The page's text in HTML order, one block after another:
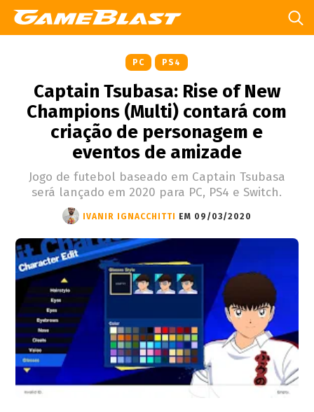
PC PS4
Captain Tsubasa: Rise of New
Champions (Multi) contará com
criação de personagem e
eventos de amizade
Jogo de futebol baseado em Captain Tsubasa
será lançado em 2020 para PC, PS4 e Switch.
IVANIR IGNACCHITTI EM 09/03/2020